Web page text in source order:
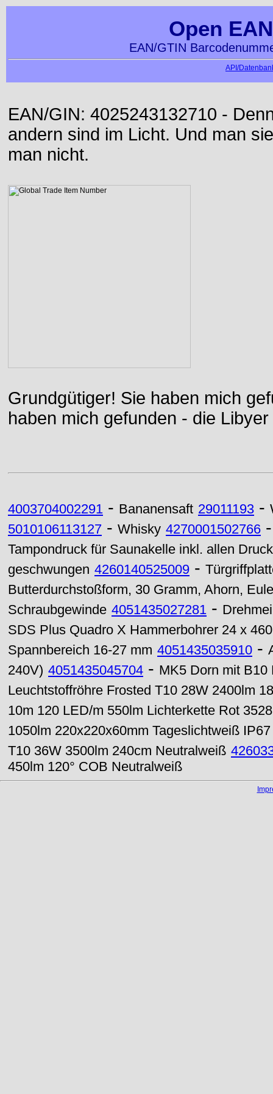
Open
EAN/GTIN
API/
EAN/GIN: 4025243132710 -
andern sind im Licht. Und man
man nicht.
Grundgütiger! Sie haben mich
haben mich gefunden - die
4003704002291 - Bananensaft 29011193 -
5010106113127 - Whisky 4270001502766
Tampondruck für Saunakelle inkl. allen
geschwungen 4260140525009 -
Butterdurchstoßform, 30 Gramm, Ahorn, Eule
Schraubgewinde 4051435027281 -
SDS Plus Quadro X Hammerbohrer 24 x
Spannbereich 16-27 mm 4051435035910 -
240V) 4051435045704 - MK5 Dorn mit B10
Leuchtstoffröhre Frosted T10 28W 2400lm
10m 120 LED/m 550lm Lichterkette Rot 3528
1050lm 220x220x60mm Tageslichtweiß IP67
T10 36W 3500lm 240cm Neutralweiß
450lm 120° COB Neutralweiß